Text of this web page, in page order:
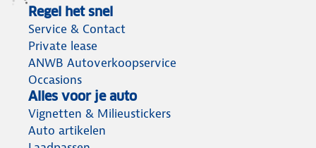
Regel het snel
Service & Contact
Private lease
ANWB Autoverkoopservice
Occasions
Alles voor je auto
Vignetten & Milieustickers
Auto artikelen